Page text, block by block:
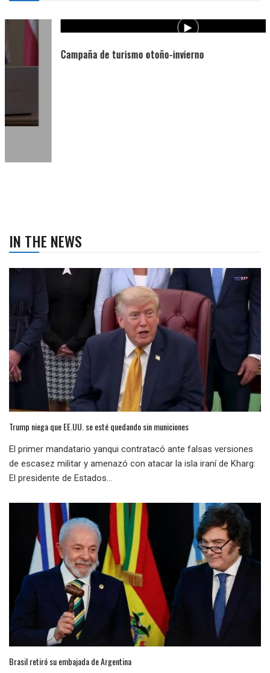
Campaña de turismo otoño-invierno
IN THE NEWS
Trump niega que EE.UU. se esté quedando sin municiones
El primer mandatario yanqui contratacó ante falsas versiones
de escasez militar y amenazó con atacar la isla iraní de Kharg:
El presidente de Estados...
Brasil retiró su embajada de Argentina